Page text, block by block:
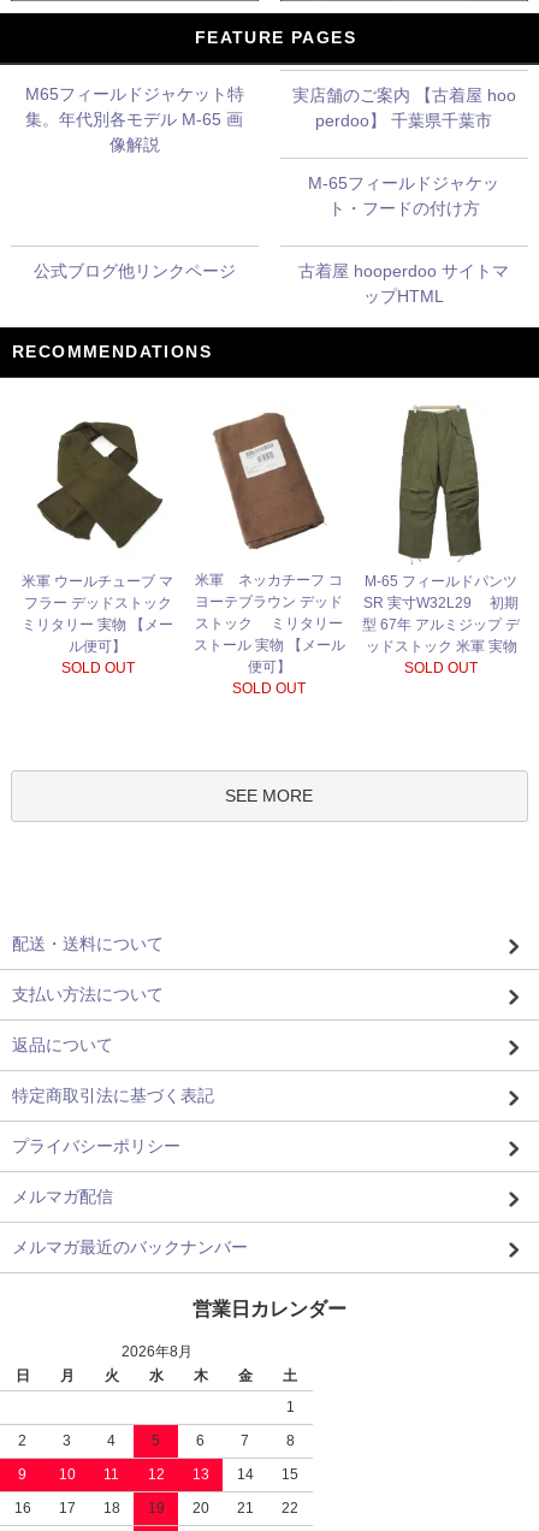
FEATURE PAGES
M65フィールドジャケット特
集。年代別各モデル M-65 画
像解説
実店舗のご案内 【古着屋 hoo
perdoo】 千葉県千葉市
M-65フィールドジャケッ
ト・フードの付け方
公式ブログ他リンクページ
古着屋 hooperdoo サイトマ
ップHTML
RECOMMENDATIONS
米軍 ウールチューブ マ
フラー デッドストック
ミリタリー 実物 【メー
ル便可】
SOLD OUT
米軍 ネッカチーフ コ
ヨーテブラウン デッド
ストック ミリタリー
ストール 実物 【メール
便可】
SOLD OUT
M-65 フィールドパンツ
SR 実寸W32L29 初期
型 67年 アルミジップ デ
ッドストック 米軍 実物
SOLD OUT
SEE MORE
配送・送料について
支払い方法について
返品について
特定商取引法に基づく表記
プライバシーポリシー
メルマガ配信
メルマガ最近のバックナンバー
営業日カレンダー
2026年8月
日
月 火 水 木 金
土
1
2
3 4 5 6 7
8
9
10 11 12 13 14
15
16
17 18 19 20 21
22